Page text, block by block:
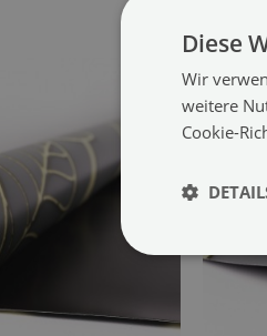
Diese
Wir
weitere
Cookie-